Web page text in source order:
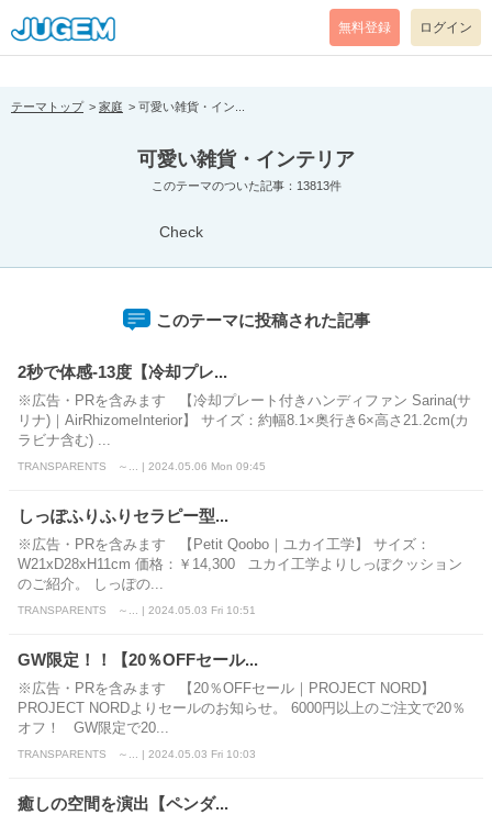
[pear_error: message="Success" code=0 mode=return level=notice
prefix="" info=""]
無料登録 ログイン
テーマトップ 家庭 可愛い雑貨・イン...
可愛い雑貨・インテリア
このテーマのついた記事：13813件
Check
このテーマに投稿された記事
2秒で体感-13度【冷却プレ...
※広告・PRを含みます 【冷却プレート付きハンディファン Sarina(サ
リナ)｜AirRhizomeInterior】 サイズ：約幅8.1×奥行き6×高さ21.2cm(カ
ラビナ含む) ...
TRANSPARENTS ～... | 2024.05.06 Mon 09:45
しっぽふりふりセラピー型...
※広告・PRを含みます 【Petit Qoobo｜ユカイ工学】 サイズ：
W21xD28xH11cm 価格：￥14,300 ユカイ工学よりしっぽクッション
のご紹介。 しっぽの...
TRANSPARENTS ～... | 2024.05.03 Fri 10:51
GW限定！！【20％OFFセール...
※広告・PRを含みます 【20％OFFセール｜PROJECT NORD】
PROJECT NORDよりセールのお知らせ。 6000円以上のご注文で20％
オフ！ GW限定で20...
TRANSPARENTS ～... | 2024.05.03 Fri 10:03
癒しの空間を演出【ペンダ...